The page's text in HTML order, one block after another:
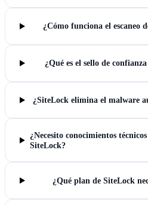
¿Cómo funciona el escaneo
¿Qué es el sello de
¿SiteLock elimina el malware
¿Necesito conocimientos
SiteLock?
¿Qué plan de SiteLock